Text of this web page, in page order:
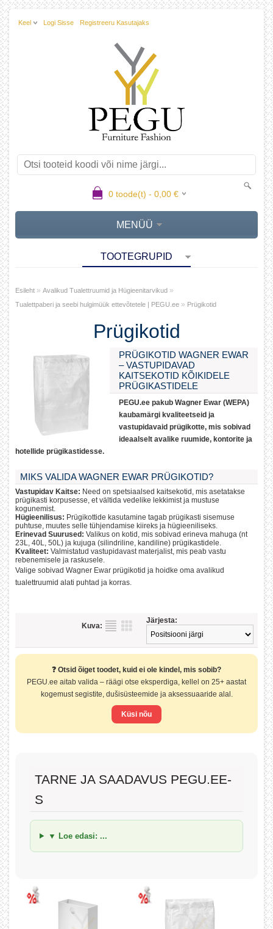
Keel Logi Sisse Registreeru Kasutajaks
0toode(t) - 0,00€
MENÜÜ
TOOTEGRUPID
Esileht » Avalikud Tualettruumid ja Hügieenitarvikud »
Tualettpaberi ja seebi hulgimüük ettevõtetele | PEGU.ee » Prügikotid
Prügikotid
PRÜGIKOTID WAGNER EWAR
– VASTUPIDAVAD
KAITSEKOTID KÕIKIDELE
PRÜGIKASTIDELE
PEGU.ee pakub Wagner Ewar (WEPA)
kaubamärgi kvaliteetseid ja
vastupidavaid prügikotte, mis sobivad
ideaalselt avalike ruumide, kontorite ja
hotellide prügikastidesse.
MIKS VALIDA WAGNER EWAR PRÜGIKOTID?
Vastupidav Kaitse: Need on spetsiaalsed kaitsekotid, mis asetatakse
prügikasti korpusesse, et vältida vedelike lekkimist ja mustuse
kogunemist.
Hügieenilisus: Prügikottide kasutamine tagab prügikasti sisemuse
puhtuse, muutes selle tühjendamise kiireks ja hügieeniliseks.
Erinevad Suurused: Valikus on kotid, mis sobivad erineva mahuga (nt
23L, 40L, 50L) ja kujuga (silindriline, kandiline) prügikastidele.
Kvaliteet: Valmistatud vastupidavast materjalist, mis peab vastu
rebenemisele ja raskusele.
Valige sobivad Wagner Ewar prügikotid ja hoidke oma avalikud
tualettruumid alati puhtad ja korras.
Järjesta:
Kuva:
❓ Otsid õiget toodet, kuid ei ole kindel, mis sobib?
PEGU.ee aitab valida – räägi otse eksperdiga, kellel on 25+ aastat
kogemust segistite, dušisüsteemide ja aksessuaaride alal.
Küsi nõu
TARNE JA SAADAVUS PEGU.EE-
S
▼ Loe edasi: ...